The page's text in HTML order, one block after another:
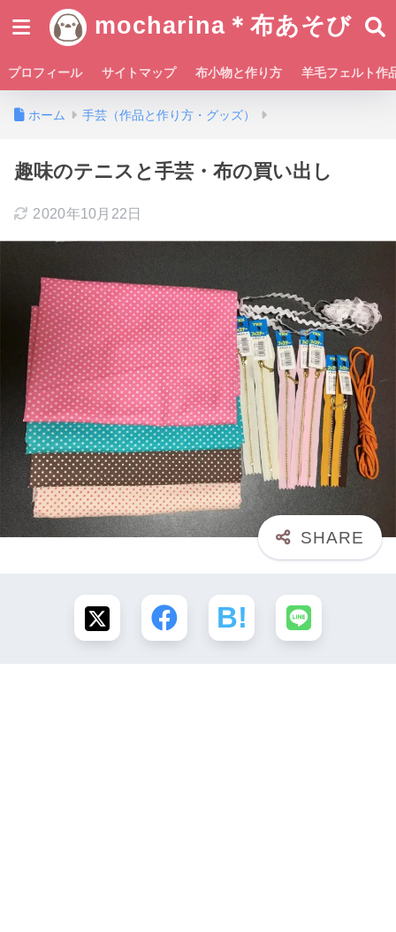
mocharina＊布あそび
プロフィール サイトマップ 布小物と作り方 羊毛フェルト作
ホーム 手芸（作品と作り方・グッズ）
趣味のテニスと手芸・布の買い出し
2020年10月22日